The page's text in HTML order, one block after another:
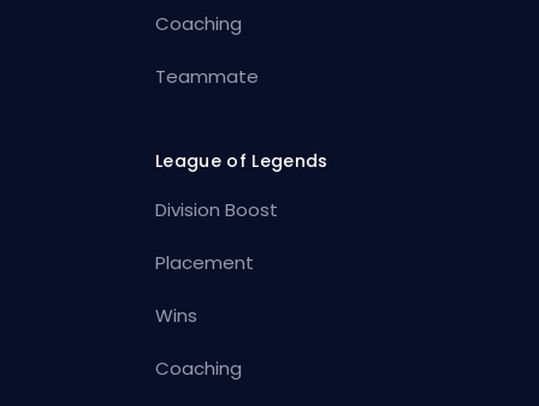
Coaching
Teammate
League of Legends
Division Boost
Placement
Wins
Coaching